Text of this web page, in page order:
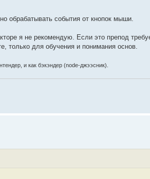
обрабатывать события от кнопок мыши.
я не рекомендую. Если это препод
только для обучения и понимания основ.
и как бэкэндер (node-джээсник).